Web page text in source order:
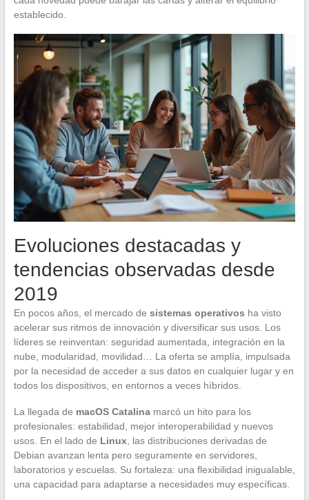
establecido.
Evoluciones destacadas y
tendencias observadas desde
2019
En pocos años, el mercado de sistemas operativos ha visto
acelerar sus ritmos de innovación y diversificar sus usos. Los
líderes se reinventan: seguridad aumentada, integración en la
nube, modularidad, movilidad… La oferta se amplía, impulsada
por la necesidad de acceder a sus datos en cualquier lugar y en
todos los dispositivos, en entornos a veces híbridos.
La llegada de macOS Catalinamarcó un hito para los
profesionales: estabilidad, mejor interoperabilidad y nuevos
usos. En el lado de Linux, las distribuciones derivadas de
Debian avanzan lenta pero seguramente en servidores,
laboratorios y escuelas. Su fortaleza: una flexibilidad inigualable,
una capacidad para adaptarse a necesidades muy específicas.